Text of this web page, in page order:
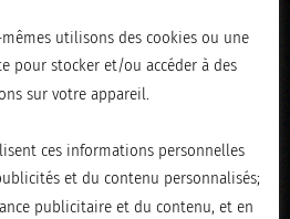
.
utilisons des cookies ou une
pour stocker et/ou accéder à des
sur votre appareil.
ces informations personnelles
et du contenu personnalisés;
publicitaire et du contenu, et en